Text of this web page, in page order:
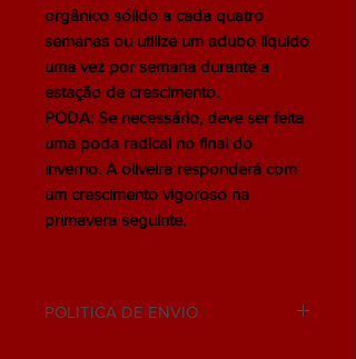
orgânico sólido a cada quatro
semanas ou utilize um adubo líquido
uma vez por semana durante a
estação de crescimento.
PODA: Se necessário, deve ser feita
uma poda radical no final do
inverno. A oliveira responderá com
um crescimento vigoroso na
primavera seguinte.
POLITICA DE ENVIO